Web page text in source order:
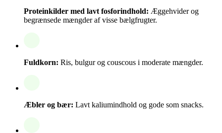
Proteinkilder med lavt fosforindhold: Æggehvider og
begrænsede mængder af visse bælgfrugter.
Fuldkorn: Ris, bulgur og couscous i moderate mængder.
Æbler og bær: Lavt kaliumindhold og gode som snacks.